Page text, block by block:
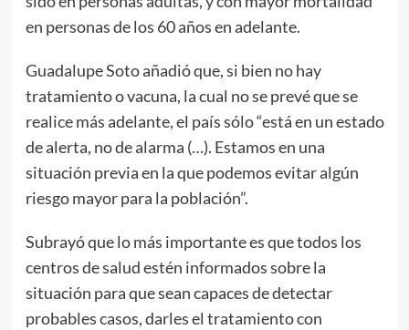
en personas de los 60 años en adelante.
Guadalupe Soto añadió que, si bien no hay
tratamiento o vacuna, la cual no se prevé que se
realice más adelante, el país sólo “está en un estado
de alerta, no de alarma (…). Estamos en una
situación previa en la que podemos evitar algún
riesgo mayor para la población”.
Subrayó que lo más importante es que todos los
centros de salud estén informados sobre la
situación para que sean capaces de detectar
probables casos, darles el tratamiento con